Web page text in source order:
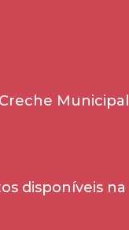
Municipal
disponíveis na